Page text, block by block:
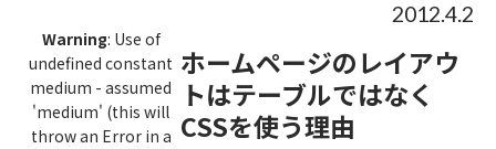
2012.4.2
ホームページのレイアウ
トはテーブルではなく
CSSを使う理由
Warning: Use of
undefined constant
medium - assumed
'medium' (this will
throw an Error in a